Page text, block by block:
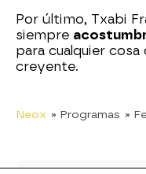
Por último, Txabi
siempre
para cualquier cosa
creyente.
Neox » Programas »